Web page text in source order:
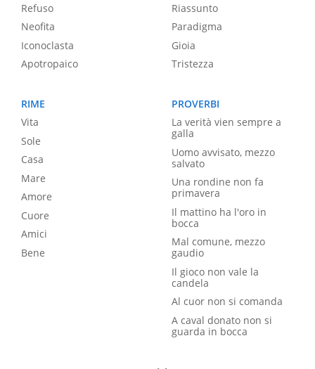
Refuso
Neofita
Iconoclasta
Apotropaico
Riassunto
Paradigma
Gioia
Tristezza
RIME
Vita
Sole
Casa
Mare
Amore
Cuore
Amici
Bene
PROVERBI
La verità vien sempre a
galla
Uomo avvisato, mezzo
salvato
Una rondine non fa
primavera
Il mattino ha l'oro in
bocca
Mal comune, mezzo
gaudio
Il gioco non vale la
candela
Al cuor non si comanda
A caval donato non si
guarda in bocca